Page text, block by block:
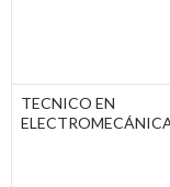
TECNICO EN